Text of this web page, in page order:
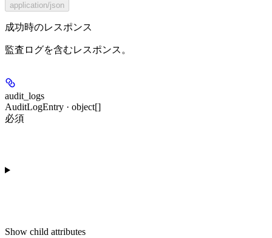
application/json
成功時のレスポンス
監査ログを含むレスポンス。
audit_logs
AuditLogEntry · object[]
必須
Show child attributes